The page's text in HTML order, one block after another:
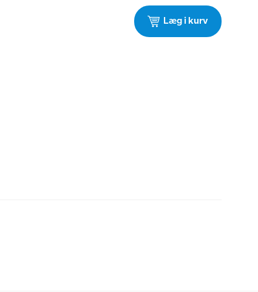
Læg i kurv